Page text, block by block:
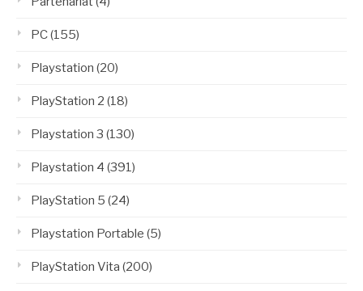
PC(155)
Playstation (20)
PlayStation 2 (18)
Playstation 3 (130)
Playstation 4 (391)
PlayStation 5 (24)
Playstation Portable (5)
PlayStation Vita (200)